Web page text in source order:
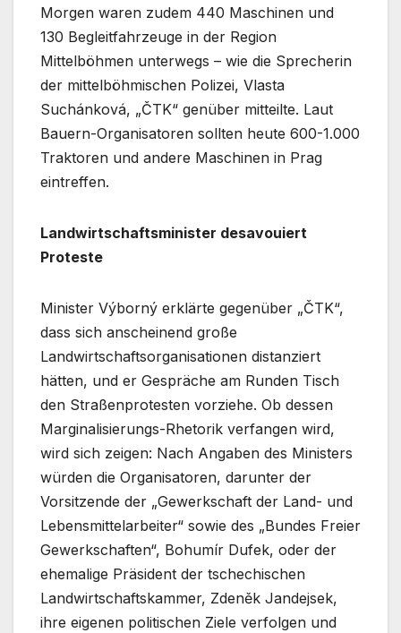
Morgen waren zudem 440 Maschinen und
130 Begleitfahrzeuge in der Region
Mittelböhmen unterwegs – wie die Sprecherin
der mittelböhmischen Polizei, Vlasta
Suchánková, „ČTK“ genüber mitteilte. Laut
Bauern-Organisatoren sollten heute 600-1.000
Traktoren und andere Maschinen in Prag
eintreffen.
Landwirtschaftsminister desavouiert
Proteste
Minister Výborný erklärte gegenüber „ČTK“,
dass sich anscheinend große
Landwirtschaftsorganisationen distanziert
hätten, und er Gespräche am Runden Tisch
den Straßenprotesten vorziehe. Ob dessen
Marginalisierungs-Rhetorik verfangen wird,
wird sich zeigen: Nach Angaben des Ministers
würden die Organisatoren, darunter der
Vorsitzende der „Gewerkschaft der Land- und
Lebensmittelarbeiter“ sowie des „Bundes Freier
Gewerkschaften“, Bohumír Dufek, oder der
ehemalige Präsident der tschechischen
Landwirtschaftskammer, Zdeněk Jandejsek,
ihre eigenen politischen Ziele verfolgen und